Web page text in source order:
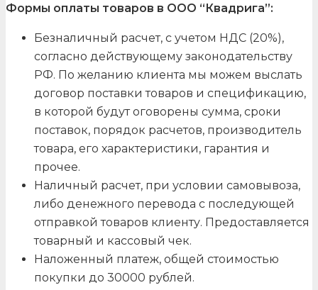
Формы оплаты товаров в ООО “Квадрига”:
Безналичный расчет, с учетом НДС (20%),
согласно действующему законодательству
РФ. По желанию клиента мы можем выслать
договор поставки товаров и спецификацию,
в которой будут оговорены сумма, сроки
поставок, порядок расчетов, производитель
товара, его характеристики, гарантия и
прочее.
Наличный расчет, при условии самовывоза,
либо денежного перевода с последующей
отправкой товаров клиенту. Предоставляется
товарный и кассовый чек.
Наложенный платеж, общей стоимостью
покупки до 30000 рублей.